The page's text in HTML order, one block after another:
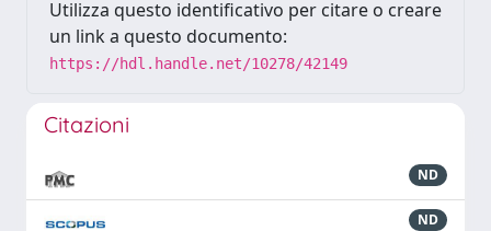
Utilizza questo identificativo per citare o creare
un link a questo documento:
https://hdl.handle.net/10278/42149
Citazioni
ND
ND